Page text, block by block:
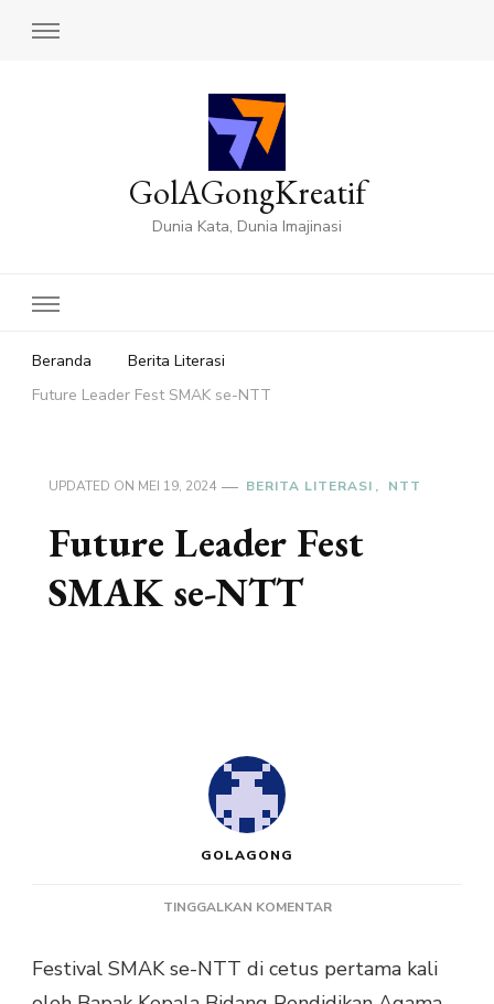
GolAGongKreatif
Dunia Kata, Dunia Imajinasi
Beranda
Berita Literasi
Future Leader Fest SMAK se-NTT
UPDATED ON MEI 19, 2024 BERITA LITERASI NTT
Future Leader Fest
SMAK se-NTT
GOLAGONG
TINGGALKAN KOMENTARPADA
FEST
SMAK
Festival SMAK se-NTT di cetus pertama kali